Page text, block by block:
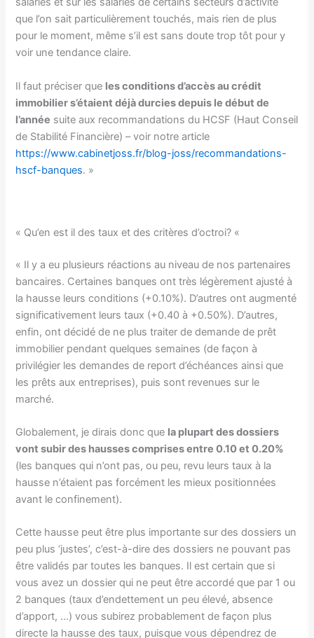
que l’on sait particulièrement touchés, mais rien de plus
pour le moment, même s’il est sans doute trop tôt pour y
voir une tendance claire.
Il faut préciser que les conditions d’accès au crédit
immobilier s’étaient déjà durcies depuis le début de
l’année suite aux recommandations du HCSF (Haut Conseil
de Stabilité Financière) – voir notre article
https://www.cabinetjoss.fr/blog-joss/recommandations-
hscf-banques. »
« Qu’en est il des taux et des critères d’octroi? «
« Il y a eu plusieurs réactions au niveau de nos partenaires
bancaires. Certaines banques ont très légèrement ajusté à
la hausse leurs conditions (+0.10%). D’autres ont augmenté
significativement leurs taux (+0.40 à +0.50%). D’autres,
enfin, ont décidé de ne plus traiter de demande de prêt
immobilier pendant quelques semaines (de façon à
privilégier les demandes de report d’échéances ainsi que
les prêts aux entreprises), puis sont revenues sur le
marché.
Globalement, je dirais donc que la plupart des dossiers
vont subir des hausses comprises entre 0.10 et 0.20%
(les banques qui n’ont pas, ou peu, revu leurs taux à la
hausse n’étaient pas forcément les mieux positionnées
avant le confinement).
Cette hausse peut être plus importante sur des dossiers un
peu plus ‘justes’, c’est-à-dire des dossiers ne pouvant pas
être validés par toutes les banques. Il est certain que si
vous avez un dossier qui ne peut être accordé que par 1 ou
2 banques (taux d’endettement un peu élevé, absence
d’apport, …) vous subirez probablement de façon plus
directe la hausse des taux, puisque vous dépendrez de